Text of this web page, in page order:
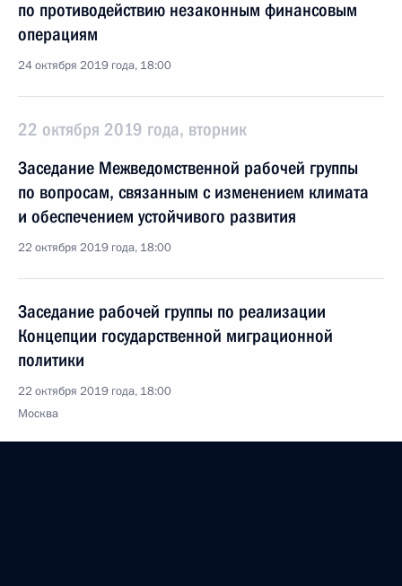
по противодействию незаконным финансовым
операциям
24 октября 2019 года, 18:00
22 октября 2019 года, вторник
Заседание Межведомственной рабочей группы
по вопросам, связанным с изменением климата
и обеспечением устойчивого развития
22 октября 2019 года, 18:00
Заседание рабочей группы по реализации
Концепции государственной миграционной
политики
22 октября 2019 года, 18:00
Москва